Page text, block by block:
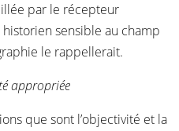
par le récepteur
sensible au champ
le rappellerait.
appropriée
que sont l’objectivité et la